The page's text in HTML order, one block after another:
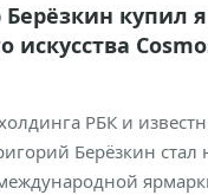
купил
искусства
РБК и
Берёзкин